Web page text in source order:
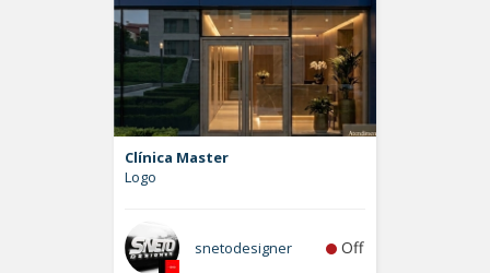
Clínica Master
Logo
snetodesigner Off